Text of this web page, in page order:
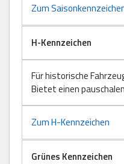
Zum
H-Kennzeichen
Für historische
Bietet einen
Zum H-Kennzeichen
Grünes Kennzeichen